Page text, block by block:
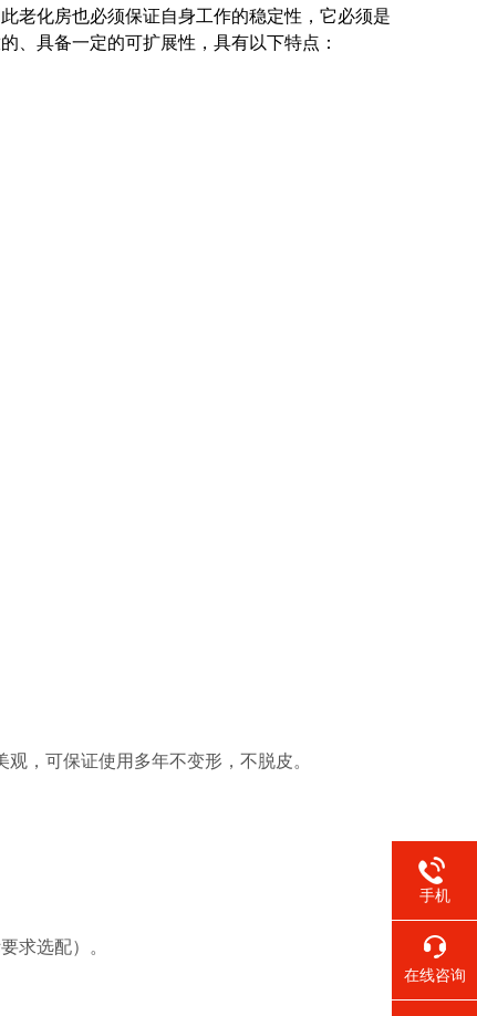
老化房也必须保证自身工作的稳定性，它必须是
、具备一定的可扩展性， 具有以下特点：
，可保证使用多年不变形，不脱皮。
求选配）。
手机
在线咨询